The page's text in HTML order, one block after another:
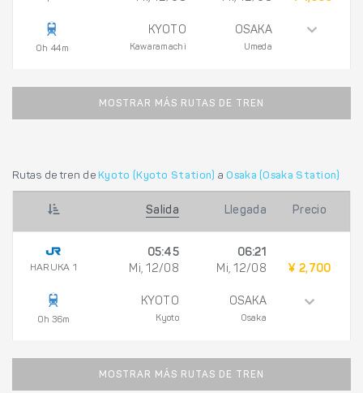
0h 44m
KYOTO
Kawaramachi
OSAKA
Umeda
MOSTRAR MÁS RUTAS DE TREN
Rutas de tren de Kyoto (Kyoto Station) aOsaka (Osaka Station)
Salida Llegada Precio
HARUKA 1
0h 36m
05:45
Mi, 12/08
KYOTO
Kyoto
06:21
Mi, 12/08
OSAKA
Osaka
¥ 2,700
MOSTRAR MÁS RUTAS DE TREN